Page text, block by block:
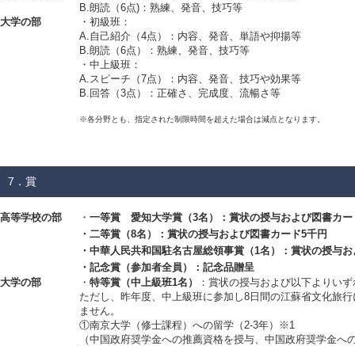
B.朗読（6点)：熟練、発音、技巧等
大学の部
・初級班：
A.自己紹介（4点）：内容、発音、単語や抑揚等
B.朗読（6点）：熟練、発音、技巧等
・中上級班：
A.スピーチ（7点）：内容、発音、技巧や効果等
B.回答（3点）：正確さ、完成度、流暢さ等
※各分野とも、指定された制限時間を超えた場合は減点となります。
7．賞
高等学校の部 ・ 一等賞 愛知大学賞（3名）：賞状の授与および図書カー
・ 二等賞（8名）
：賞状の授与および図書カード5千円
・ 中華人民共和国駐名古屋総領事賞（1名）：賞状の授与
・ 記念賞（参加者全員）
：記念品贈呈
大学の部
・ 特等賞（中上級班1名）
：賞状の授与および以下よりい
ただし、昨年度、中上級班に参加し8日間の江蘇省文化旅
ません。
①南京大学（修士課程）への留学（2-3年）※1
（中国政府奨学金への推薦資格を授与、中国政府奨学金へ